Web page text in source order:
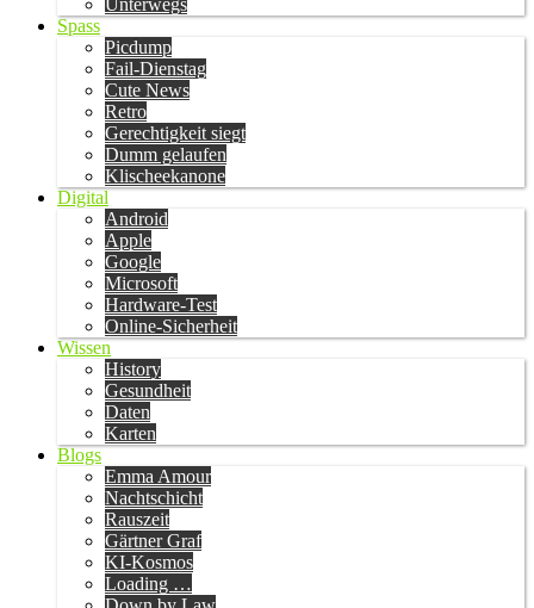
Unterwegs
Spass
Picdump
Fail-Dienstag
Cute News
Retro
Gerechtigkeit siegt
Dumm gelaufen
Klischeekanone
Digital
Android
Apple
Google
Microsoft
Hardware-Test
Online-Sicherheit
Wissen
History
Gesundheit
Daten
Karten
Blogs
Emma Amour
Nachtschicht
Rauszeit
Gärtner Graf
KI-Kosmos
Loading …